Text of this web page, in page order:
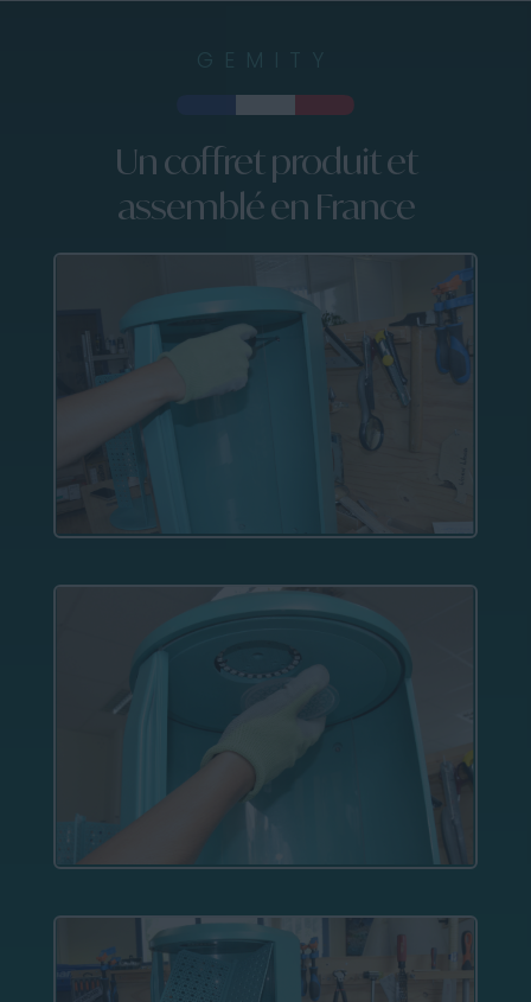
GEMITY
Un coffret produit et
assemblé en France